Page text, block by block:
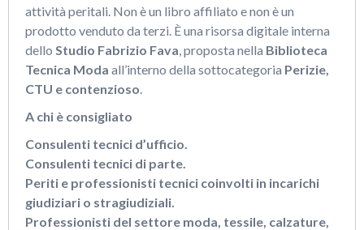
attività peritali. Non è un libro affiliato e non è un
prodotto venduto da terzi. È una risorsa digitale interna
dello Studio Fabrizio Fava , proposta nella Biblioteca
Tecnica Moda all’interno della sottocategoria Perizie,
CTU e contenzioso
A chi è consigliato
Consulenti tecnici d’ufficio.
Consulenti tecnici di parte.
Periti e professionisti tecnici coinvolti in incarichi
giudiziari o stragiudiziali.
Professionisti del settore moda, tessile, calzature,